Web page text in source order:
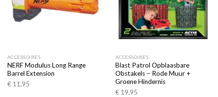
ACCESSOIRES
NERF Modulus Long Range
Barrel Extension
€11,95
ACCESSOIRES
Blast Patrol Opblaasbare
Obstakels – Rode Muur +
Groene Hindernis
€19,95